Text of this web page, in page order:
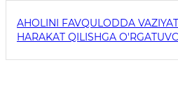
AHOLINI FAVQULODDA
HARAKAT QILISHGA